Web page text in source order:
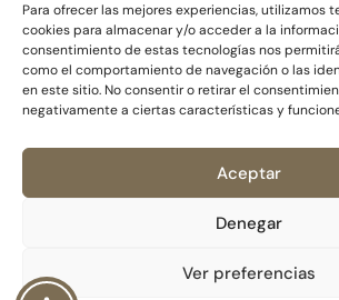
Para ofrecer las mejores experiencias, utilizamos
cookies para almacenar y/o acceder a la
consentimiento de estas tecnologías nos
como el comportamiento de navegación o las
en este sitio. No consentir o retirar el
negativamente a ciertas características y
Aceptar
Denegar
Ver preferencias
Accesibilidad
Fondo de la Transición Justa